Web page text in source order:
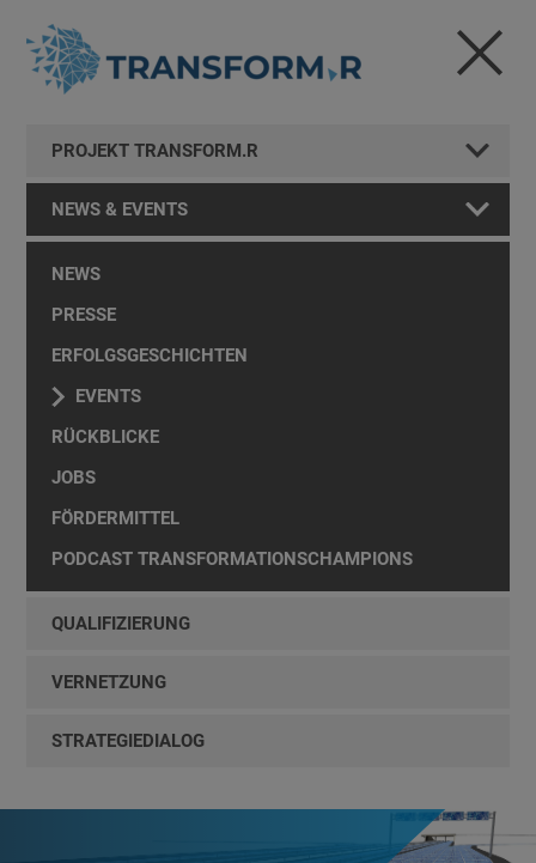
PROJEKT TRANSFORM.R
NEWS & EVENTS
NEWS
PRESSE
ERFOLGSGESCHICHTEN
EVENTS
RÜCKBLICKE
JOBS
FÖRDERMITTEL
PODCAST TRANSFORMATIONSCHAMPIONS
QUALIFIZIERUNG
VERNETZUNG
STRATEGIEDIALOG